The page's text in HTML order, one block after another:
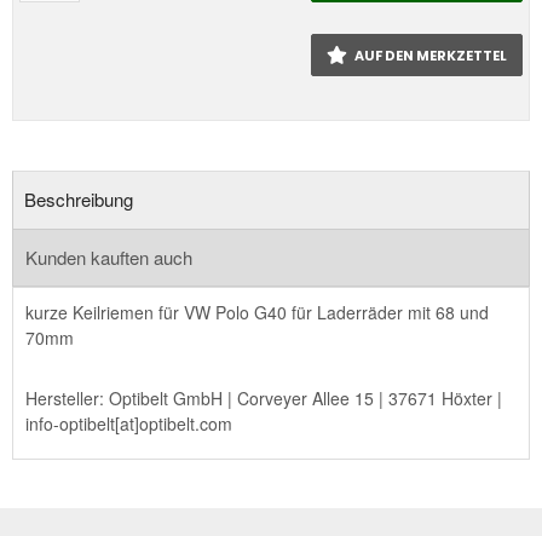
AUF DEN MERKZETTEL
Beschreibung
Kunden kauften auch
kurze Keilriemen für VW Polo G40 für Laderräder mit 68 und
70mm
Hersteller: Optibelt GmbH | Corveyer Allee 15 | 37671 Höxter |
info-optibelt[at]optibelt.com